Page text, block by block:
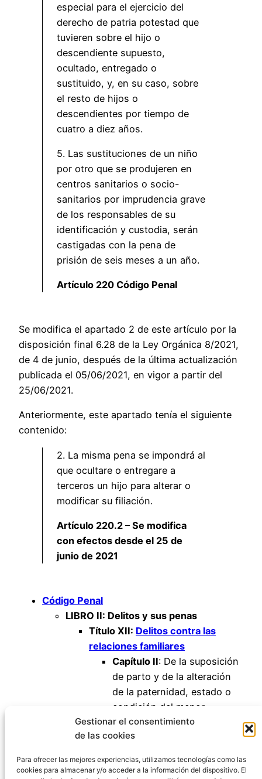
Gestionar el consentimiento
de las cookies
Para ofrecer las mejores experiencias, utilizamos tecnologías como las
cookies para almacenar y/o acceder a la información del dispositivo. El
especial para el ejercicio del
derecho de patria potestad que
tuvieren sobre el hijo o
descendiente supuesto,
ocultado, entregado o
sustituido, y, en su caso, sobre
el resto de hijos o
descendientes por tiempo de
cuatro a diez años.
5. Las sustituciones de un niño
por otro que se produjeren en
centros sanitarios o socio-
sanitarios por imprudencia grave
de los responsables de su
identificación y custodia, serán
castigadas con la pena de
prisión de seis meses a un año.
Artículo 220 Código Penal
Se modifica el apartado 2 de este artículo por la
disposición final 6.28 de la Ley Orgánica 8/2021,
de 4 de junio, después de la última actualización
publicada el 05/06/2021, en vigor a partir del
25/06/2021.
Anteriormente, este apartado tenía el siguiente
contenido:
2. La misma pena se impondrá al
que ocultare o entregare a
terceros un hijo para alterar o
modificar su filiación.
Artículo 220.2 – Se modifica
con efectos desde el 25 de
junio de 2021
Código Penal
LIBRO II: Delitos y sus penas
Título XII: Delitos contra las
relaciones familiares
Capítulo II: De la suposición
de parto y de la alteración
de la paternidad, estado o
condición del menor
Artículo 220